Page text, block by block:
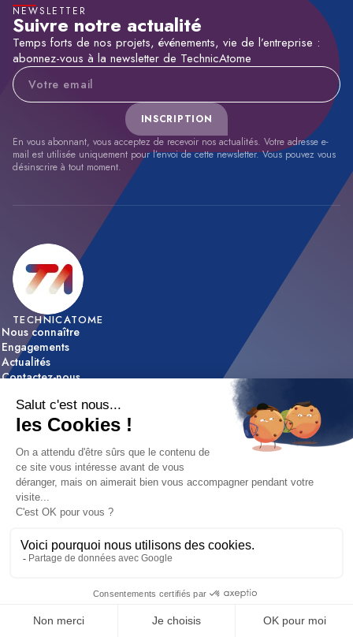
NEWSLETTER
Suivre notre actualité
Temps forts de nos projets, événements, vie de l’entreprise :
abonnez-vous à la newsletter de TechnicAtome
Adresse e-mail
INSCRIPTION
En vous abonnant, vous acceptez de recevoir nos actualités. Votre adresse e-
mail est utilisée uniquement pour l’envoi de cette newsletter. Vous pouvez vous
désinscrire à tout moment.
TECHNICATOME
Nous connaître
Engagements
Actualités
Contactez-nous
Expertise & innovation
Réalisations
NOUS REJOINDRE
Nos métiers
Etapes de recrutement / FAQ
Mentions légales|Déclaration d'accessibilité